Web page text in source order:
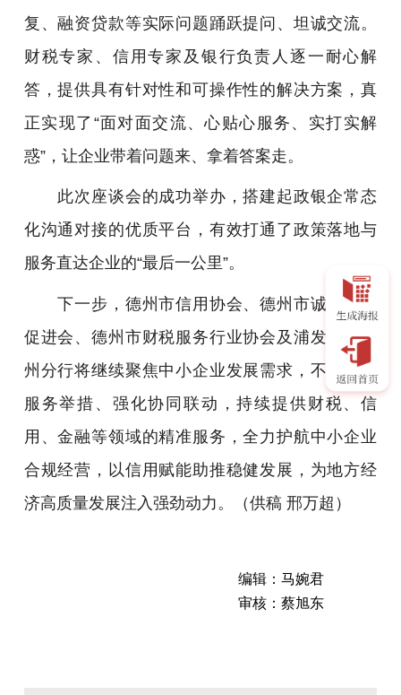
复、融资贷款等实际问题踊跃提问、坦诚交流。
财税专家、信用专家及银行负责人逐一耐心解
答，提供具有针对性和可操作性的解决方案，真
正实现了“面对面交流、心贴心服务、实打实解
惑”，让企业带着问题来、拿着答案走。
此次座谈会的成功举办，搭建起政银企常态
化沟通对接的优质平台，有效打通了政策落地与
服务直达企业的“最后一公里”。
下一步，德州市信用协会、德州市诚信文化
促进会、德州市财税服务行业协会及浦发银行德
州分行将继续聚焦中小企业发展需求，不断优化
服务举措、强化协同联动，持续提供财税、信
用、金融等领域的精准服务，全力护航中小企业
合规经营，以信用赋能助推稳健发展，为地方经
济高质量发展注入强劲动力。（供稿 邢万超）
编辑：马婉君
审核：蔡旭东